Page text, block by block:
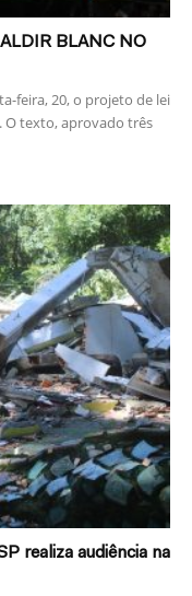
BLANC NO
feira, 20, o projeto de lei
O texto, aprovado três
realiza audiência na